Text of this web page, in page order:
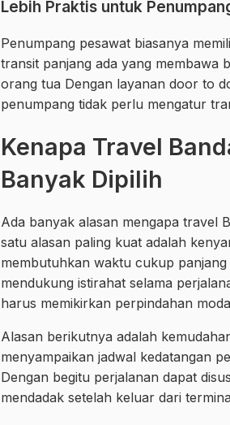
Lebih Praktis untuk
Penumpang pesawat biasanya
transit panjang ada yang membawa
orang tua Dengan layanan door to
penumpang tidak perlu mengatur
Kenapa Travel
Banyak Dipilih
Ada banyak alasan mengapa travel
satu alasan paling kuat adalah
membutuhkan waktu cukup
mendukung istirahat selama
harus memikirkan perpindahan
Alasan berikutnya adalah
menyampaikan jadwal kedatangan
Dengan begitu perjalanan dapat
mendadak setelah keluar dari